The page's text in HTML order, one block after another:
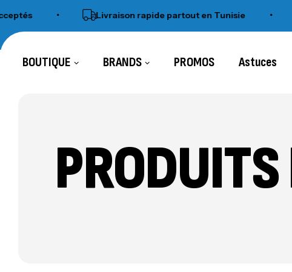
• Livraison rapide partout en Tunisie •
BOUTIQUE BRANDS PROMOS Astuces